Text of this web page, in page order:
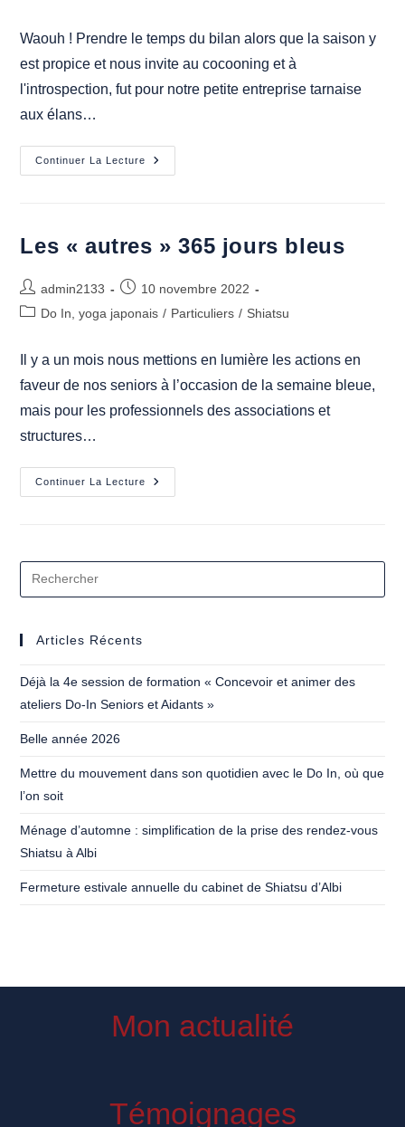
Waouh ! Prendre le temps du bilan alors que la saison y
est propice et nous invite au cocooning et à
l'introspection, fut pour notre petite entreprise tarnaise
aux élans…
Continuer La Lecture
Rétrospective
2023
Les « autres » 365 jours bleus
Auteur/autrice
de
admin2133
Publication
publiée :
10 novembre 2022
PostDo In, yoga japonais / Particuliers / Shiatsu
Il y a un mois nous mettions en lumière les actions en
faveur de nos seniors à l’occasion de la semaine bleue,
mais pour les professionnels des associations et
structures…
Continuer La Lecture
Les
« Autres »
Articles Récents
Déjà la 4e session de formation « Concevoir et animer des
ateliers Do-In Seniors et Aidants »
Belle année 2026
Mettre du mouvement dans son quotidien avec le Do In, où que
l’on soit
Ménage d’automne : simplification de la prise des rendez-vous
Shiatsu à Albi
Fermeture estivale annuelle du cabinet de Shiatsu d’Albi
Mon actualité
Témoignages